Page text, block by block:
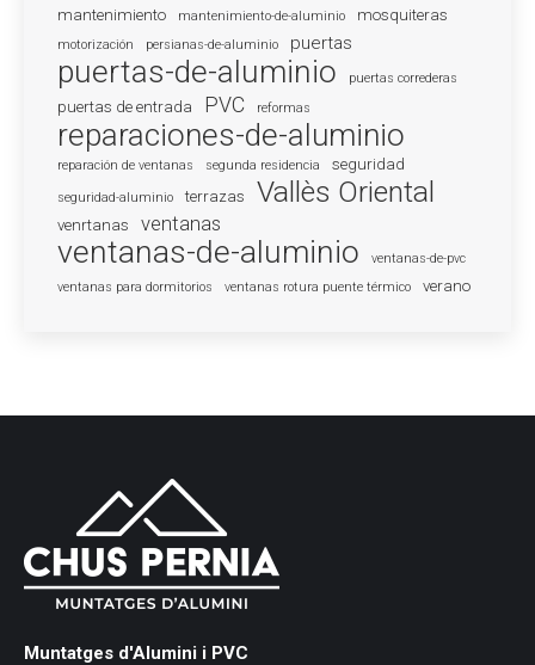
mantenimiento mantenimiento-de-aluminio mosquiteras
motorización persianas-de-aluminio puertas
puertas-de-aluminio puertas correderas
puertas de entrada PVC reformas
reparaciones-de-aluminio
reparación de ventanas segunda residencia seguridad
seguridad-aluminio terrazas Vallès Oriental
venrtanas ventanas
ventanas-de-aluminio
ventanas-de-pvc
ventanas para dormitorios
ventanas rotura puente térmico verano
Muntatges d'Alumini i PVC